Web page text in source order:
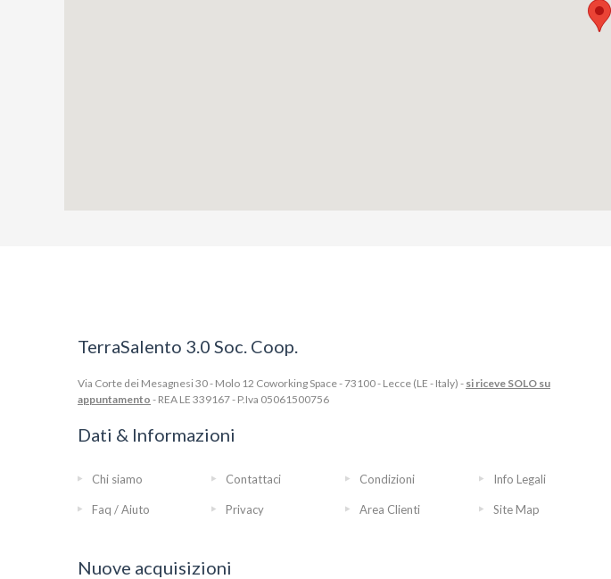
TerraSalento 3.0 Soc. Coop.
Via Corte dei Mesagnesi 30 - Molo 12 Coworking Space - 73100 - Lecce (LE - Italy) - si riceve SOLO su
appuntamento - REA LE 339167 - P.Iva 05061500756
Dati & Informazioni
Chi siamo Contattaci Condizioni Info Legali
Faq / Aiuto Privacy Area Clienti Site Map
Nuove acquisizioni